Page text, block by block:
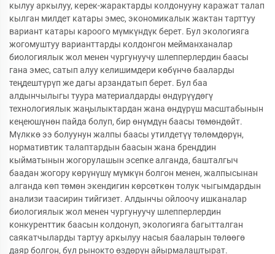
кылуу аркылуу, керек-жарактарды колдонууну каражат талап
кылган милдет катары эмес, экономикалык жактан тарттуу
вариант катары кароого мүмкүндүк берет. Бул экологияга
жогомуштуу варианттарды колдонгон мейманханалар
биологиялык жол менен чургунуучу шлепперлердин баасы
гана эмес, сатып алуу келишимдери көбүнчө бааларды
теңдештүрүп же дагы арзандатып берет. Бул баа
алдынчылыгы туура материалдарды өндүрүүдөгү
технологиялык жаңылыктардан жана өндүрүш масштабынын
кеңеюшүнөн пайда болуп, бир өнүмдүн баасы төмөндөйт.
Мүлккө ээ болуунун жалпы баасы утилдетүү төлөмдөрүн,
нормативтик талаптардын баасын жана бренддин
кыйматынын жогорулашын эсепке алганда, башталгыч
баадан жогору көрүнүшү мүмкүн болгон менен, жалпысынан
алганда көп төмөн экендигин көрсөткөн толук чыгымдардын
анализи таасирин тийгизет. Алдынчы ойлоочу ишканалар
биологиялык жол менен чургунуучу шлепперлердин
конкуренттик баасын колдонуп, экологияга багытталган
саякатчыларды тартуу аркылуу насыя бааларын төлөөгө
даяр болгон, бул рынокто өздөрүн айырмалаштырат.